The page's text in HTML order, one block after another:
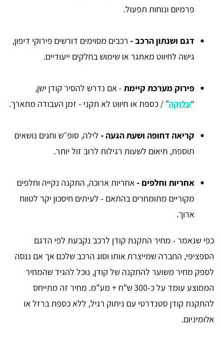
פרמיום ונוחות תפעול.
דגם ושנתון הרכב - רכבים מסוימים דורשים פירוקי דיפון,
גישה לחיווט מאתגר או שימוש בחלקים ייעודיים.
פירוק מערכת קיימת - אם נדרש להסיר קודן ישן,
“עלוקה” / כספת או חיווט לא תקני - זמן העבודה מתארך.
קריאה דחופה ושעת הגעה - לילה, סופ״ש וחגים נושאים
תוספת, תיאום לשעות רגילות לרוב זול יותר.
אחריות וחלפים -אחריות ארוכה, התקנה נקייה וחלפים
מקוריים מתומחרים בהתאם - לעיתים חיסכון יקר לטווח
ארוך.
כפי שנאמר - מחיר התקנת קודן לרכב נקבעת לפי הדגם
הספציפי, החברה שמייצרת אותו וסוג הרכב שלכם אך אם ננסה
לספק מחיר משוער להתקנה של קודן, נוכל להגיד שהמחיר
הממוצע עומד על כ-300 ש"ח + מע"מ. מחיר זה מתייחס
להתקנת קודן סטנדרטי עם ניתוק רגיל, ללא כספת ברזל או
אלומיניום.